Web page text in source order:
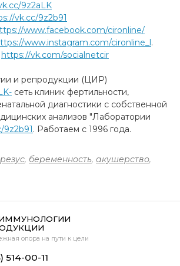
9z2aLK
vk.cc/9z2b91
www.facebook.com/cironline/
www.instagram.com/cironline_l.
https://vk.com/socialnetcir
и репродукции (ЦИР)
cеть клиник фертильности,
диагностики с собственной
анализов "Лаборатории
. Работаем с 1996 года.
резус, беременность, акушерство,
опора на пути к цели
514-00-11